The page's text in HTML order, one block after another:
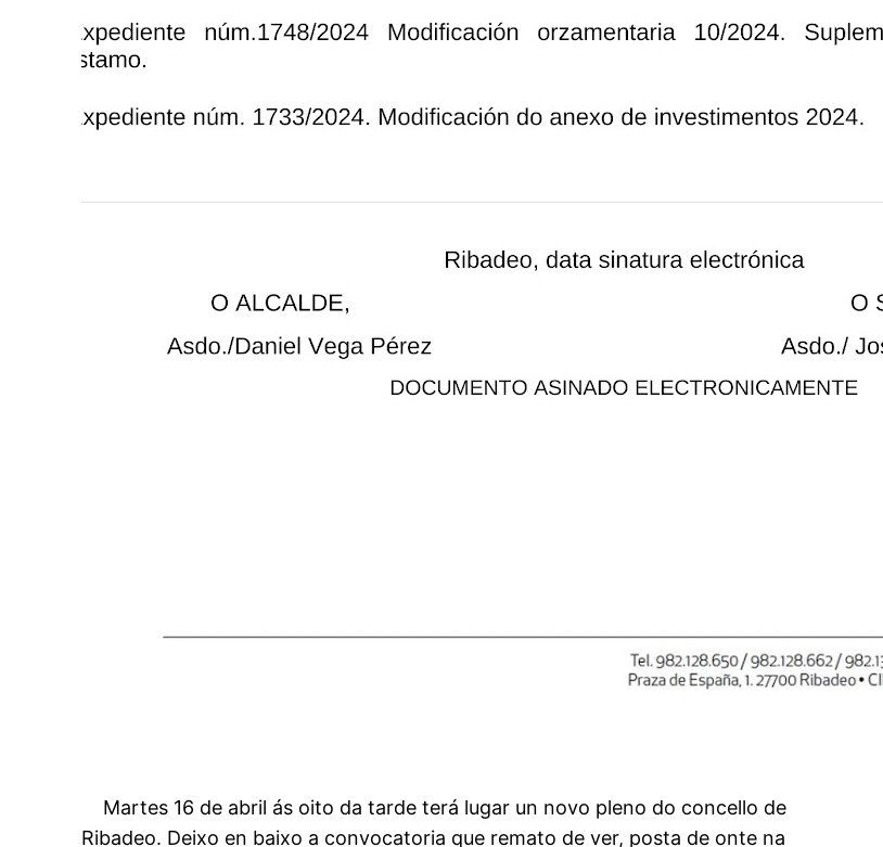
Martes 16 de abril ás oito da tarde terá lugar un novo pleno do concello de
Ribadeo. Deixo en baixo a convocatoria que remato de ver, posta de onte na